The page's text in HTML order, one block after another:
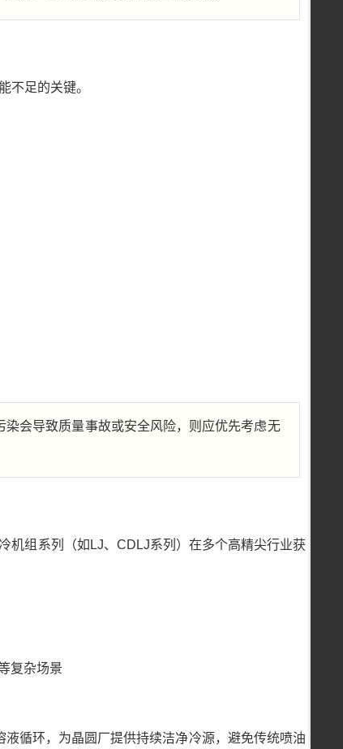
不足的关键。
会导致质量事故或安全风险，则应优先考虑无
机组系列（如LJ、CDLJ系列）在多个高精尖行业获
复杂场景
循环，为晶圆厂提供持续洁净冷源，避免传统喷油